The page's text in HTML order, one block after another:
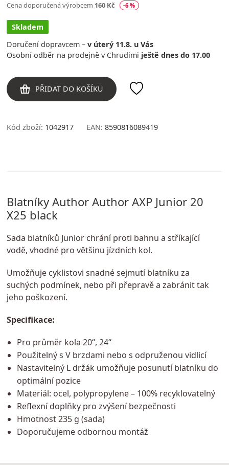
Cena doporučená výrobcem 160 Kč -6 %
Skladem
Doručení dopravcem – v úterý 11.8. u Vás
Osobní odběr na prodejně v Chrudimi ještě dnes do 17.00
PŘIDAT DO KOŠÍKU
Kód zboží: 1042917 EAN: 8590816089419
Blatníky Author Author AXP Junior 20
X25 black
Sada blatníků Junior chrání proti bahnu a stříkající
vodě, vhodné pro většinu jízdních kol.
Umožňuje cyklistovi snadné sejmutí blatníku za
suchých podmínek, nebo při přepravě a zabránit tak
jeho poškození.
Specifikace:
Pro průměr kola 20“, 24“
Použitelný s V brzdami nebo s odpruženou vidlicí
Nastavitelný L držák umožňuje posunutí blatníku do
optimální pozice
Materiál: ocel, polypropylene – 100% recyklovatelný
Reflexní doplňky pro zvýšení bezpečnosti
Hmotnost 235 g (sada)
Doporučujeme odbornou montáž